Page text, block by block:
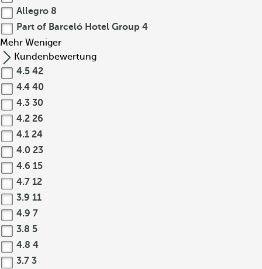
Allegro 8
Part of Barceló Hotel Group 4
Mehr Weniger
Kundenbewertung
4.5 42
4.4 40
4.3 30
4.2 26
4.1 24
4.0 23
4.6 15
4.7 12
3.9 11
4.9 7
3.8 5
4.8 4
3.7 3